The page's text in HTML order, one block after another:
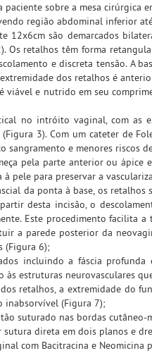
paciente sobre a mesa cirúrgica
região abdominal inferior
12x6cm são demarcados
Os retalhos têm forma
e discreta tensão. A
dos retalhos é
viável e nutrido em seu
no intróito vaginal, com as
3). Com um cateter de
sangramento e menores riscos
pela parte anterior ou
pele para preservar a
da ponta à base, os
desta incisão, o
Este procedimento facilita
a parede posterior da
(Figura 6);
incluindo a fáscia
estruturas neurovasculares
retalhos, a extremidade do
inabsorvível (Figura 7);
suturado nas bordas cutâneo-
sutura direta em dois planos e
com Bacitracina e